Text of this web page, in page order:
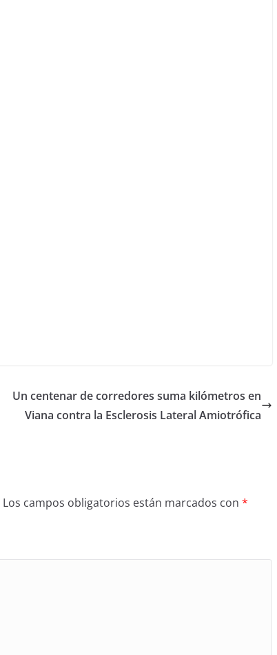
Un centenar de corredores suma kilómetros en
Viana contra la Esclerosis Lateral Amiotrófica
Los campos obligatorios están marcados con *